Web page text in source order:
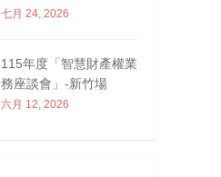
七月 24, 2026
115年度「智慧財產權業
務座談會」-新竹場
六月 12, 2026